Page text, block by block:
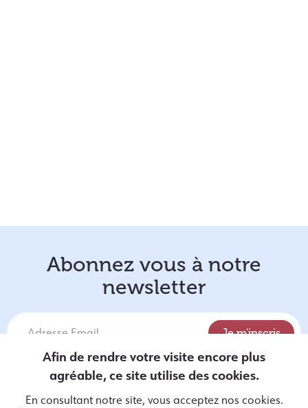
Abonnez vous à notre
newsletter
J'autorise Entrevues à utiliser mes données personnelles
pour m'envoyer des informations par email, conformément à
Afin de rendre votre visite encore plus
agréable, ce site utilise des cookies.
En consultant notre site, vous acceptez nos cookies.